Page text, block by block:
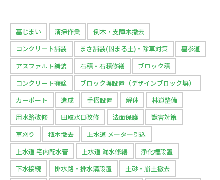
墓じまい 清掃作業
倒木・支障木撤去
コンクリート舗装
まさ舗装(固まる土)・除草対策
墓参道
アスファルト舗装
石積・石積修繕
ブロック積
コンクリート擁壁
ブロック塀設置（デザインブロック塀）
カーポート
造成 手摺設置 解体
林道整備
用水路改修
田取水口改修 法面保護
獣害対策
草刈り
植木撤去
上水道 メーター引込
上水道 宅内配水管
上水道 漏水修繕
浄化槽設置
下水接続
排水路・排水溝設置
土砂・崩土撤去